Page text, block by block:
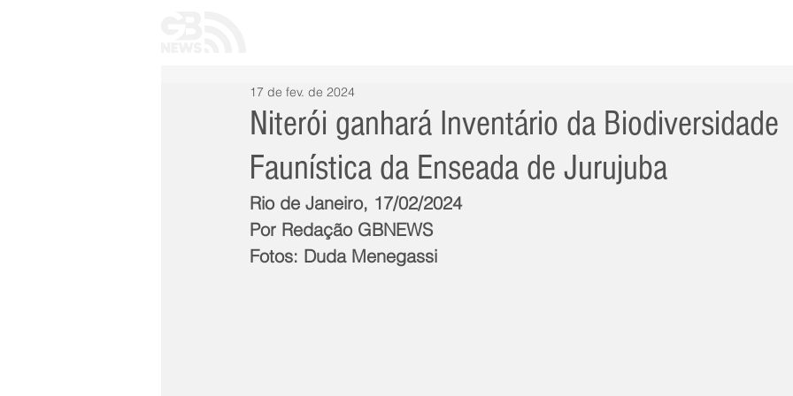
Niterói ganhará Inventário da Biodiversidade
Faunística da Enseada de Jurujuba
17 de fev. de 2024
Rio de Janeiro, 17/02/2024
Por Redação GBNEWS
Fotos: Duda Menegassi